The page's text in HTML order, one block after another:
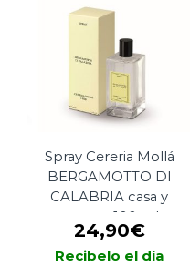
VANILLA
cuerpo
ml
cantidad
Spray Cereria Mollá
BERGAMOTTO DI
CALABRIA casa y
cuerpo 100 ml
24,90€
Recibelo el día